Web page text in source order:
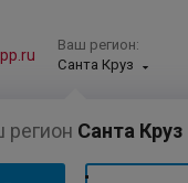
Ваш регион:
Санта Круз
регион Санта Круз